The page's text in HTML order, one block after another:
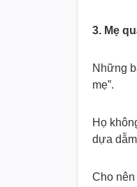
3. Mẹ
Những
mẹ”.
Họ
dựa
Cho